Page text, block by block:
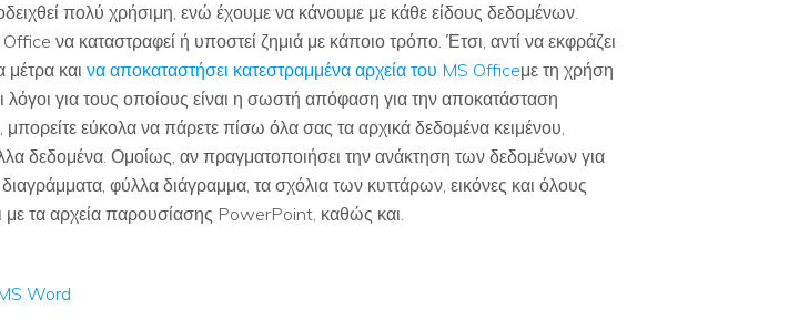
πολύ χρήσιμη, ενώ έχουμε να κάνουμε με κάθε είδους δεδομένων.
να καταστραφεί ή υποστεί ζημιά με κάποιο τρόπο. Έτσι, αντί να εκφράζει
μέτρα και να αποκαταστήσει κατεστραμμένα αρχεία του MS Officeμε τη χρήση
για τους οποίους είναι η σωστή απόφαση για την αποκατάσταση
εύκολα να πάρετε πίσω όλα σας τα αρχικά δεδομένα κειμένου,
δεδομένα. Ομοίως, αν πραγματοποιήσει την ανάκτηση των δεδομένων για
φύλλα διάγραμμα, τα σχόλια των κυττάρων, εικόνες και όλους
με τα αρχεία παρουσίασης PowerPoint, καθώς και.
Word